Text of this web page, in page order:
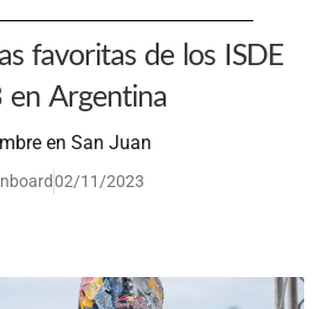
favoritas de los ISDE
Argentina
en San Juan
02/11/2023